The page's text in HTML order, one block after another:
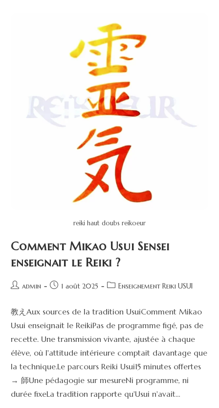
reiki haut doubs reikoeur
Comment Mikao Usui Sensei
enseignait le Reiki ?
admin 1 août 2025 Enseignement Reiki USUI
教えAux sources de la tradition UsuiComment Mikao
Usui enseignait le ReikiPas de programme figé, pas de
recette. Une transmission vivante, ajustée à chaque
élève, où l'attitude intérieure comptait davantage que
la technique.Le parcours Reiki Usui15 minutes offertes
→ 師Une pédagogie sur mesureNi programme, ni
durée fixeLa tradition rapporte qu'Usui n'avait…